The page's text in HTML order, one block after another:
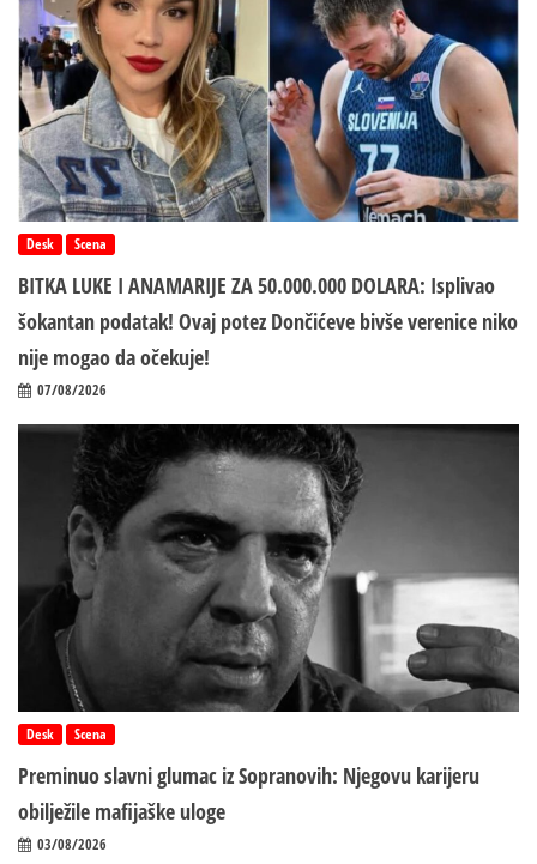
Desk Scena
BITKA LUKE I ANAMARIJE ZA 50.000.000 DOLARA: Isplivao
šokantan podatak! Ovaj potez Dončićeve bivše verenice niko
nije mogao da očekuje!
07/08/2026
Desk Scena
Preminuo slavni glumac iz Sopranovih: Njegovu karijeru
obilježile mafijaške uloge
03/08/2026